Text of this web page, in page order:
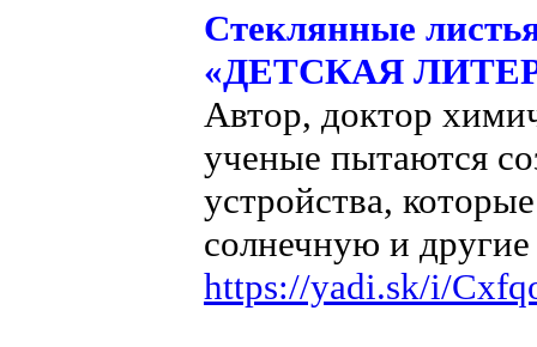
Стеклянные
«ДЕТСКАЯ
Автор, доктор
ученые пытаются
устройства,
солнечную и
https://yadi.sk/i/